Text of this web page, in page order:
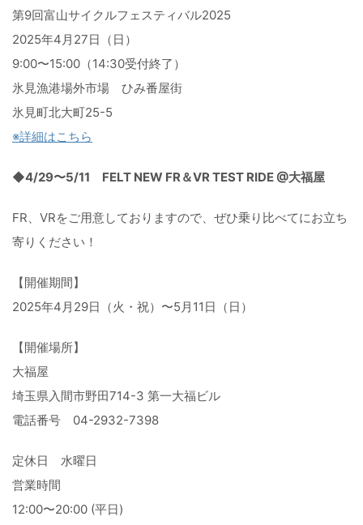
第9回富山サイクルフェスティバル2025
2025年4月27日（日）
9:00〜15:00（14:30受付終了）
氷見漁港場外市場 ひみ番屋街
氷見町北大町25-5
※詳細はこちら
◆4/29〜5/11 FELT NEW FR＆VR TEST RIDE @大福屋
FR、VRをご用意しておりますので、 ぜひ乗り比べてにお立ち
寄りください！
【開催期間】
2025年4月29日（火・祝）〜5月11日（日）
【開催場所】
大福屋
埼玉県入間市野田714-3 第一大福ビル
電話番号 04-2932-7398
定休日 水曜日
営業時間
12:00〜20:00 (平日)